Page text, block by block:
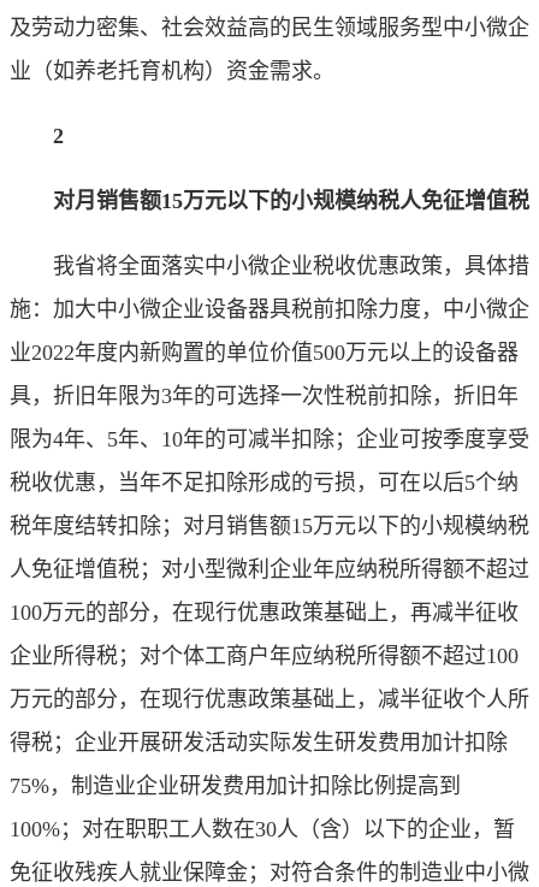
及劳动力密集、社会效益高的民生领域服务型中小微企
业（如养老托育机构）资金需求。
2
对月销售额15万元以下的小规模纳税人免征增值税
我省将全面落实中小微企业税收优惠政策，具体措
施：加大中小微企业设备器具税前扣除力度，中小微企
业2022年度内新购置的单位价值500万元以上的设备器
具，折旧年限为3年的可选择一次性税前扣除，折旧年
限为4年、5年、10年的可减半扣除；企业可按季度享受
税收优惠，当年不足扣除形成的亏损，可在以后5个纳
税年度结转扣除；对月销售额15万元以下的小规模纳税
人免征增值税；对小型微利企业年应纳税所得额不超过
100万元的部分，在现行优惠政策基础上，再减半征收
企业所得税；对个体工商户年应纳税所得额不超过100
万元的部分，在现行优惠政策基础上，减半征收个人所
得税；企业开展研发活动实际发生研发费用加计扣除
75%，制造业企业研发费用加计扣除比例提高到
100%；对在职职工人数在30人（含）以下的企业，暂
免征收残疾人就业保障金；对符合条件的制造业中小微